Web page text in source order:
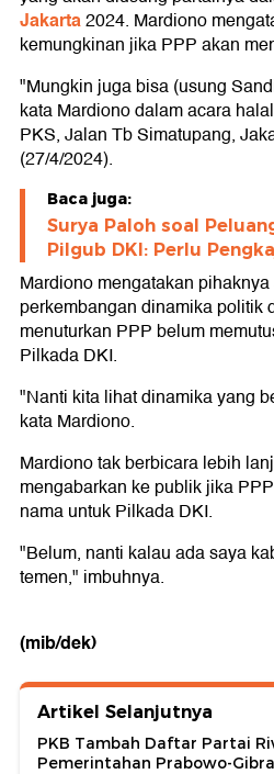
Jakarta2024. Mardiono
kemungkinan jika PPP akan
"Mungkin juga bisa (usung
kata Mardiono dalam acara
PKS, Jalan Tb Simatupang,
(27/4/2024).
Baca juga:
Surya Paloh soal
Pilgub DKI: Perlu
Mardiono mengatakan
perkembangan dinamika politik
menuturkan PPP belum
Pilkada DKI.
"Nanti kita lihat dinamika yang
kata Mardiono.
Mardiono tak berbicara lebih
mengabarkan ke publik jika
nama untuk Pilkada DKI.
"Belum, nanti kalau ada saya
temen," imbuhnya.
(mib/dek)
Artikel Selanjutnya
PKB Tambah Daftar Partai
Pemerintahan Prabowo-